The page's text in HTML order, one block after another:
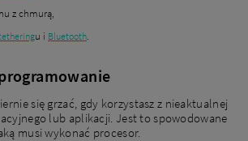
z chmurą,
u i Bluetooth.
się grzać, gdy korzystasz z nieaktualnej
lub aplikacji. Jest to spowodowane
musi wykonać procesor.